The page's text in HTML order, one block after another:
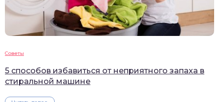
Советы
5 способов избавиться от неприятного запаха в
стиральной машине